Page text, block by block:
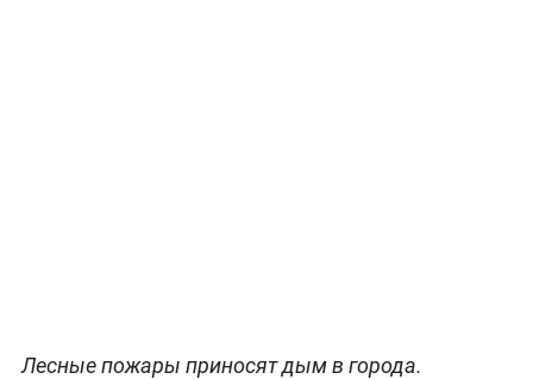
Лесные пожары приносят дым в города.